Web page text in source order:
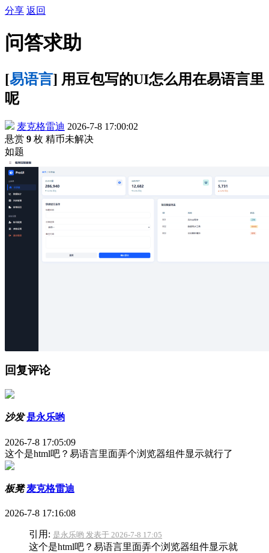
分享 返回
问答求助
[易语言] 用豆包写的UI怎么用在易语言里
呢
麦克格雷迪 2026-7-8 17:00:02
悬赏 9 枚 精币未解决
如题
回复评论
沙发 是永乐哟
2026-7-8 17:05:09
这个是html吧？易语言里面弄个浏览器组件显示就行了
板凳 麦克格雷迪
2026-7-8 17:16:08
引用: 是永乐哟 发表于 2026-7-8 17:05
这个是html吧？易语言里面弄个浏览器组件显示就